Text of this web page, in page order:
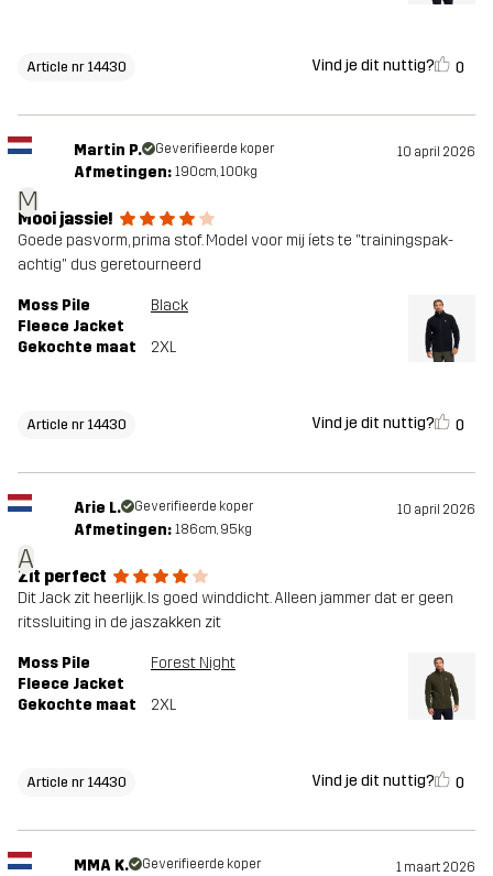
Article nr 14430 Vind je dit nuttig? 0
M
Martin P. Geverifieerde koper 10 april 2026
Afmetingen: 190cm, 100kg
Mooi jassie!
Goede pasvorm, prima stof. Model voor mij íets te "trainingspak-
achtig" dus geretourneerd
Moss Pile
Fleece Jacket
Black
Gekochte maat 2XL
Article nr 14430 Vind je dit nuttig? 0
A
Arie L. Geverifieerde koper 10 april 2026
Afmetingen: 186cm, 95kg
Zit perfect
Dit Jack zit heerlijk. Is goed winddicht. Alleen jammer dat er geen
ritssluiting in de jaszakken zit
Moss Pile
Fleece Jacket
Forest Night
Gekochte maat 2XL
Article nr 14430 Vind je dit nuttig? 0
MMA K. Geverifieerde koper 1 maart 2026